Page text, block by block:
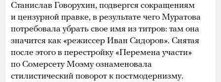
Станислав Говорухин, подвергся сокращениям
и цензурной правке, в результате чего Муратова
потребовала убрать свое имя из титров: там она
значится как «режиссер Иван Сидоров». Снятая
после этого в перестройку «Перемена участи»
по Сомерсету Моэму ознаменовала
стилистический поворот к постмодернизму.